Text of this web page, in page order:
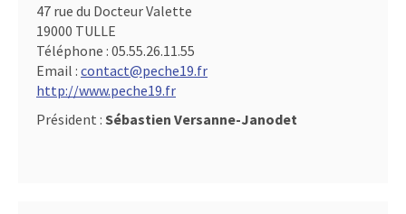
47 rue du Docteur Valette
19000 TULLE
Téléphone : 05.55.26.11.55
Email : contact@peche19.fr
http://www.peche19.fr
Président : Sébastien Versanne-Janodet